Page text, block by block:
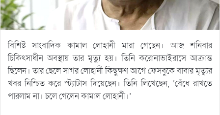
বিশিষ্ট সাংবাদিক কামাল লোহানী মারা গেছেন। আজ শনিবার
চিকিৎসাধীন অবস্থায় তার মৃত্যু হয়। তিনি করোনাভাইরাসে আক্রান্ত
ছিলেন। তার ছেলে সাগর লোহানী কিছুক্ষণ আগে ফেসবুকে বাবার মৃত্যুর
খবর নিশ্চিত করে স্ট্যাটাস দিয়েছেন। তিনি লিখেছেন, ‘বেঁধে রাখতে
পারলাম না। চলে গেলেন কামাল লোহানী।’